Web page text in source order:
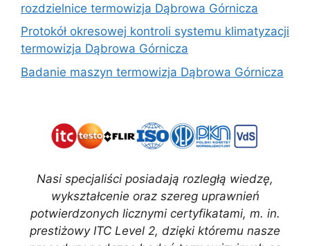
rozdzielnice termowizja Dąbrowa Górnicza
Protokół okresowej kontroli systemu klimatyzacji
termowizja Dąbrowa Górnicza
Badanie maszyn termowizja Dąbrowa Górnicza
Nasi specjaliści posiadają rozległą wiedzę,
wykształcenie oraz szereg uprawnień
potwierdzonych licznymi certyfikatami, m. in.
prestiżowy ITC Level 2, dzięki któremu nasze